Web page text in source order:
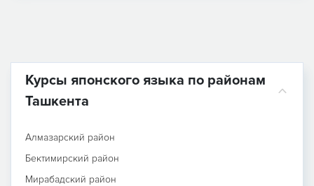
Курсы японского языка по районам
Ташкента
Алмазарский район
Бектимирский район
Мирабадский район